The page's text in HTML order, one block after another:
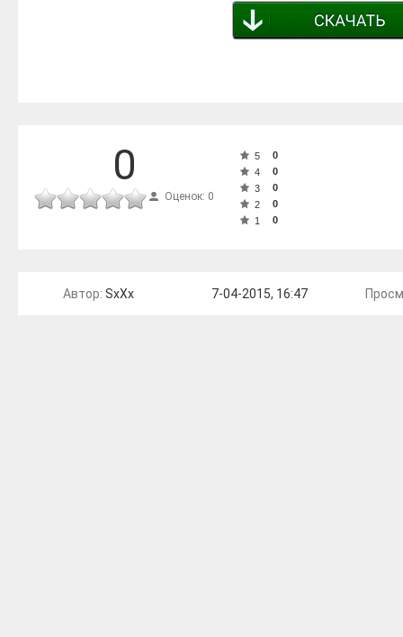
0
Оценок: 0
5
0
4
0
3
0
2
0
1
0
Автор: SxXx 7-04-2015, 16:47